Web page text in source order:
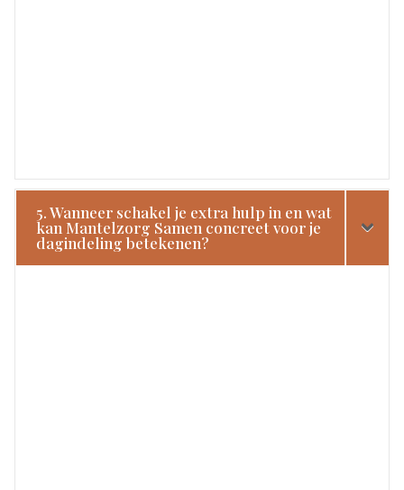
5. Wanneer schakel je extra hulp in en wat
kan Mantelzorg Samen concreet voor je
dagindeling betekenen?